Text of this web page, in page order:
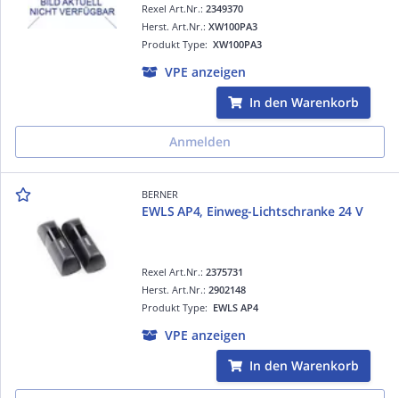
Rexel Art.Nr.:2349370
Produkt Type:XW100PA3
Herst. Art.Nr.:XW100PA3
VPE anzeigen
In den Warenkorb
Anmelden
BERNER
EWLS AP4, Einweg-Lichtschranke 24 V
Rexel Art.Nr.:2375731
Produkt Type: EWLS AP4
Herst. Art.Nr.:2902148
VPE anzeigen
In den Warenkorb